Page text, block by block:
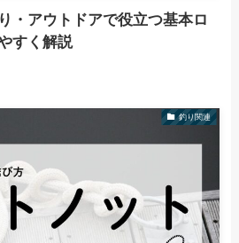
・アウトドアで役立つ基本ロ
すく解説
釣り関連